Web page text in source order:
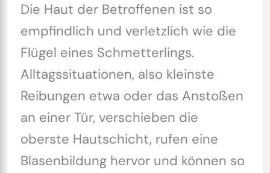
Die Haut der Betroffenen ist so
empfindlich und verletzlich wie die
Flügel eines Schmetterlings.
Alltagssituationen, also kleinste
Reibungen etwa oder das Anstoßen
an einer Tür, verschieben die
oberste Hautschicht, rufen eine
Blasenbildung hervor und können so